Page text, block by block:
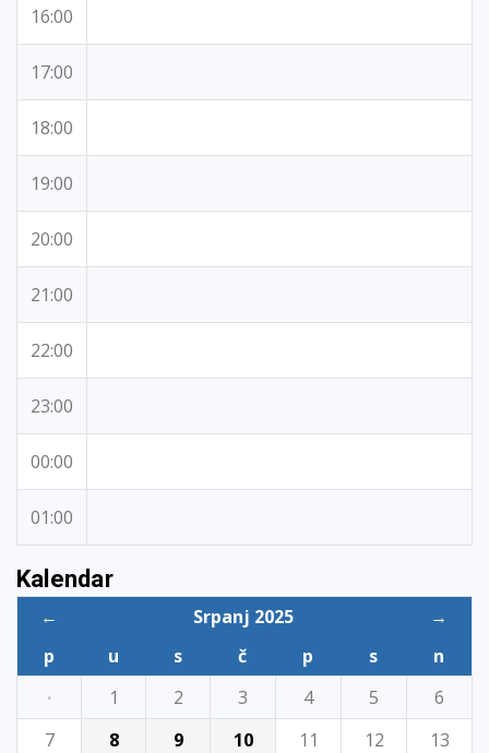
16:00
17:00
18:00
19:00
20:00
21:00
22:00
23:00
00:00
01:00
Kalendar
← Srpanj 2025
→
p
u s č p s
n
·
1 2 3 4 5
6
7
8 9 10 11 12
13